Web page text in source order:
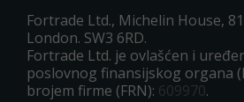
Fortrade Ltd., Michelin House,
London. SW3 6RD.
Fortrade Ltd. je ovlašćen i
poslovnog finansijskog organa
brojem firme (FRN): 609970.